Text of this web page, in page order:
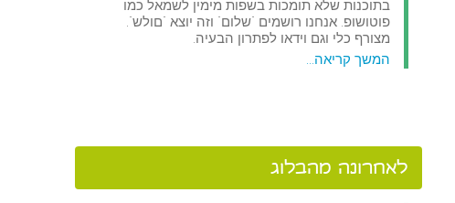
בתוכנות שלא תומכות בשפות מימין לשמאל כמו
פוטושופ. אנחנו רושמים "שלום" וזה יוצא "םולש".
מצורף כלי וגם וידאו לפתרון הבעיה.
המשך קריאה...
לאחרונה מהבלוג